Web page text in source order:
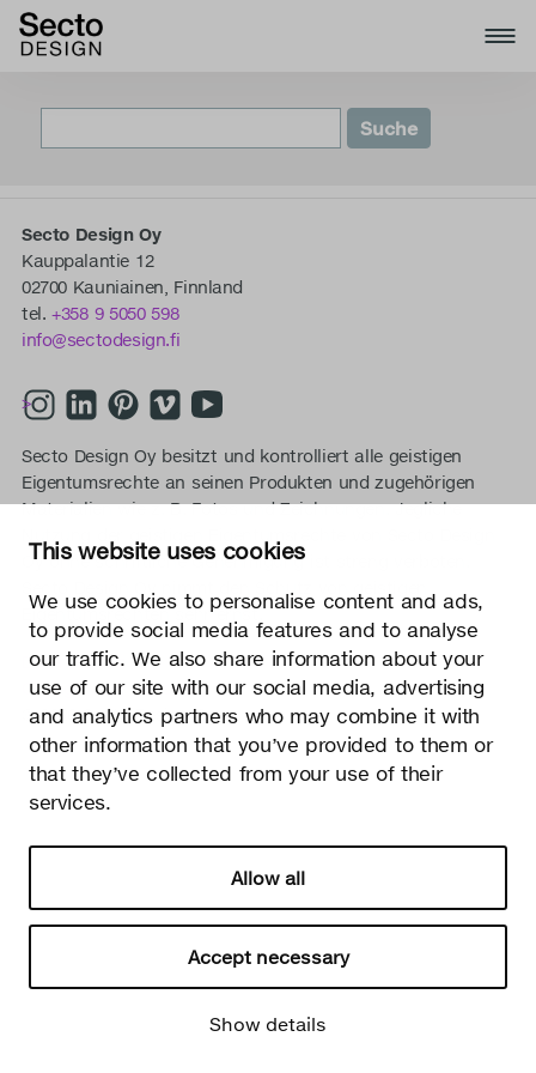
This website uses cookies
We use cookies to personalise content and ads,
to provide social media features and to analyse
our traffic. We also share information about your
use of our site with our social media, advertising
and analytics partners who may combine it with
other information that you’ve provided to them or
that they’ve collected from your use of their
services.
Allow all
Accept necessary
Show details
Secto Design Oy
Kauppalantie 12
02700 Kauniainen, Finnland
tel.+358 9 5050 598
info@sectodesign.fi
>
Secto Design Oy besitzt und kontrolliert alle geistigen
Eigentumsrechte an seinen Produkten und zugehörigen
Materialien wie z. B. Fotos und Zeichnungen. Jegliche
Oy ohne schriftliche Genehmigung ist streng verboten.
Secto Design Oy nimmt den Schutz von geistigen
Eigentumsrechten sehr ernst.
Datenschutz
Change your consent
© 2026 Secto Design Oy